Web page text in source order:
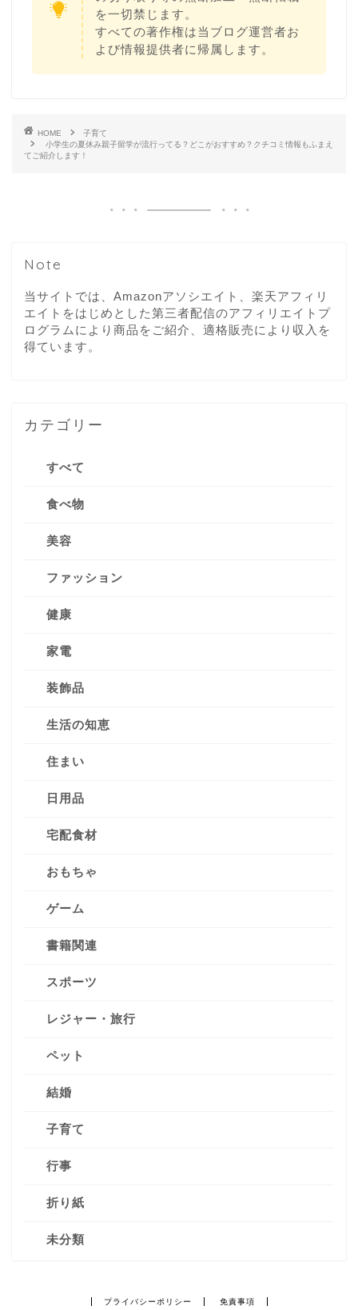
を一切禁じます。
すべての著作権は当ブログ運営者お
よび情報提供者に帰属します。
HOME
子育て
小学生の夏休み親子留学が流行ってる？どこがおすすめ？クチコミ情報もふまえ
てご紹介します！
Note
当サイトでは、Amazonアソシエイト、楽天アフィリ
エイトをはじめとした第三者配信のアフィリエイトプ
ログラムにより商品をご紹介、適格販売により収入を
得ています。
カテゴリー
すべて
食べ物
美容
ファッション
健康
家電
装飾品
生活の知恵
住まい
日用品
宅配食材
おもちゃ
ゲーム
書籍関連
スポーツ
レジャー・旅行
ペット
結婚
子育て
行事
折り紙
未分類
プライバシーポリシー 免責事項